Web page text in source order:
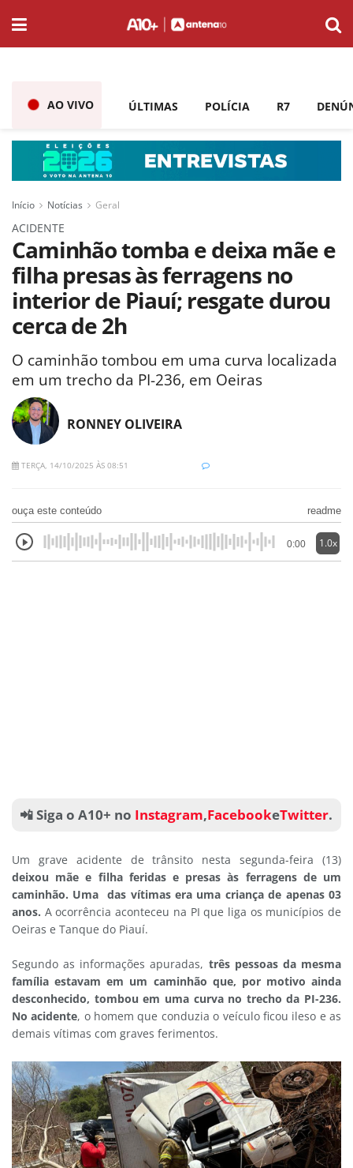
AO VIVO ÚLTIMAS POLÍCIA R7
Início Notícias Geral
ACIDENTE
Caminhão tomba e deixa mãe e
filha presas às ferragens no
interior de Piauí; resgate durou
cerca de 2h
O caminhão tombou em uma curva localizada
em um trecho da PI-236, em Oeiras
RONNEY OLIVEIRA
TERÇA, 14/10/2025 ÀS 08:51
ouça este conteúdo readme
0:00 1.0x
📲 Siga o A10+ no Instagram,FacebookeTwitter.
Um grave acidente de trânsito nesta segunda-feira (13)
deixou mãe e filha feridas e presas às ferragens de um
caminhão. Uma das vítimas era uma criança de apenas 03
anos. A ocorrência aconteceu na PI que liga os municípios de
Oeiras e Tanque do Piauí.
Segundo as informações apuradas, três pessoas da mesma
família estavam em um caminhão que, por motivo ainda
desconhecido, tombou em uma curva no trecho da PI-236.
No acidente, o homem que conduzia o veículo ficou ileso e as
demais vítimas com graves ferimentos.